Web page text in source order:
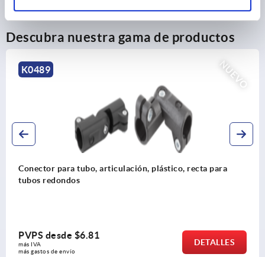
Descubra nuestra gama de productos
plástico, recta para
DETALLES
Conectores para tubo,
PVPS desde
más gastos de envío